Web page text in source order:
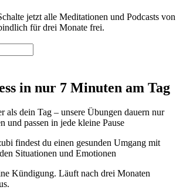
jetzt alle Meditationen und Podcasts von
für drei Monate frei.
in nur 7 Minuten am Tag
als dein Tag – unsere Übungen dauern nur
und passen in jede kleine Pause
findest du einen gesunden Umgang mit
Situationen und Emotionen
Kündigung. Läuft nach drei Monaten